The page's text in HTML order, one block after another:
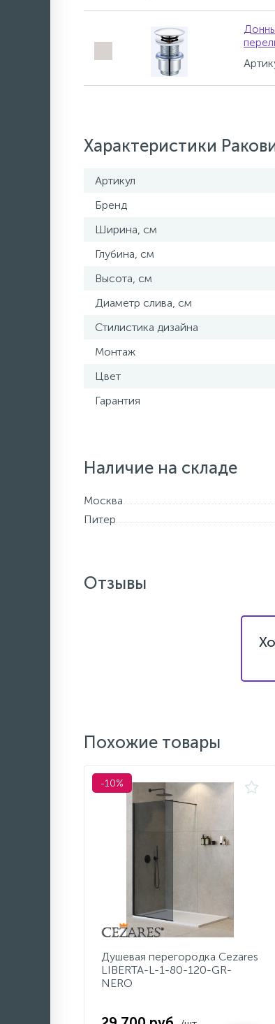
Характеристики
Артикул
Бренд
Ширина, см
Глубина, см
Высота, см
Диаметр слива, см
Стилистика дизайна
Монтаж
Цвет
Гарантия
Наличие на складе
Москва
Питер
Отзывы
Похожие товары
-10%
Душевая перегородка Cezares
LIBERTA-L-1-80-120-GR-
NERO